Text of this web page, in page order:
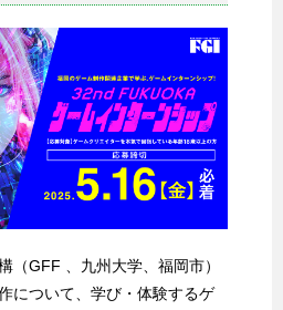
（GFF 、九州大学、福岡市）
について、学び・体験するゲ